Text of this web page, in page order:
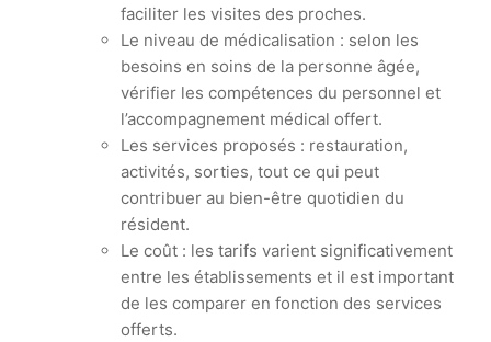
faciliter les visites des proches.
Le niveau de médicalisation : selon les
besoins en soins de la personne âgée,
vérifier les compétences du personnel et
l’accompagnement médical offert.
Les services proposés : restauration,
activités, sorties, tout ce qui peut
contribuer au bien-être quotidien du
résident.
Le coût : les tarifs varient significativement
entre les établissements et il est important
de les comparer en fonction des services
offerts.